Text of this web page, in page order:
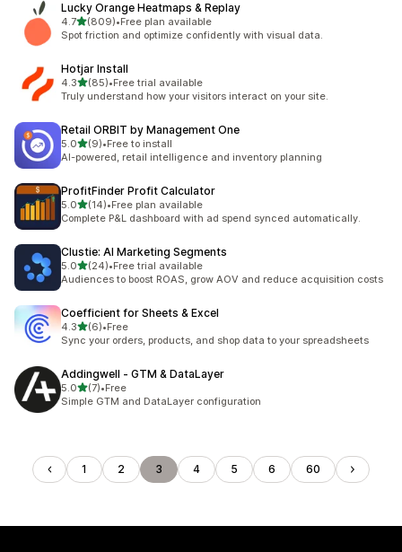
Lucky Orange Heatmaps & Replay
4.7滿分 5 顆星
(809)
共有 809 則評價
•Free plan available
Spot friction and optimize confidently with visual data.
Hotjar Install
4.3滿分 5 顆星
(85)
共有 85 則評價
•Free trial available
Truly understand how your visitors interact on your site.
Retail ORBIT by Management One
5.0滿分 5 顆星
(9)
共有 9 則評價
•Free to install
AI-powered, retail intelligence and inventory planning
ProfitFinder Profit Calculator
5.0滿分 5 顆星
(14)
共有 14 則評價
•Free plan available
Complete P&L dashboard with ad spend synced automatically.
Clustie: AI Marketing Segments
5.0滿分 5 顆星
(24)
共有 24 則評價
•Free trial available
Audiences to boost ROAS, grow AOV and reduce acquisition costs
Coefficient for Sheets & Excel
4.3滿分 5 顆星
(6)
共有 6 則評價
•Free
Sync your orders, products, and shop data to your spreadsheets
Addingwell ‑ GTM & DataLayer
5.0滿分 5 顆星
(7)
共有 7 則評價
•Free
Simple GTM and DataLayer configuration
1 2 3 4 5 6 60